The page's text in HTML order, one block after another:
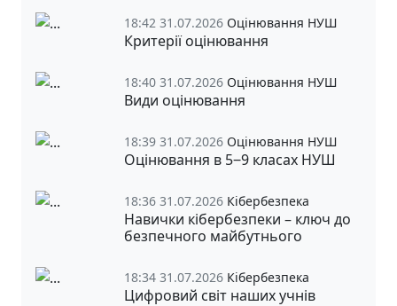
18:42 31.07.2026 Оцінювання НУШ
Критерії оцінювання
18:40 31.07.2026 Оцінювання НУШ
Види оцінювання
18:39 31.07.2026 Оцінювання НУШ
Оцінювання в 5‒9 класах НУШ
18:36 31.07.2026 Кібербезпека
Навички кібербезпеки – ключ до
безпечного майбутнього
18:34 31.07.2026 Кібербезпека
Цифровий світ наших учнів